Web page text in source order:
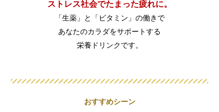
ストレス社会でたまった疲れに。
「生薬」と「ビタミン」の働きで
あなたのカラダをサポートする
栄養ドリンクです。
おすすめシーン